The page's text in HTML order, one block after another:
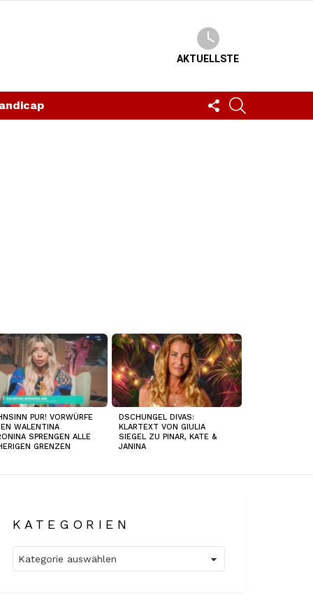
AKTUELLSTE
FOLLOW
US
PUR! VORWÜRFE
WALENTINA
SPRENGEN ALLE
GRENZEN
DSCHUNGEL DIVAS:
KLARTEXT VON GIULIA
SIEGEL ZU PINAR, KATE &
JANINA
KATEGORIEN